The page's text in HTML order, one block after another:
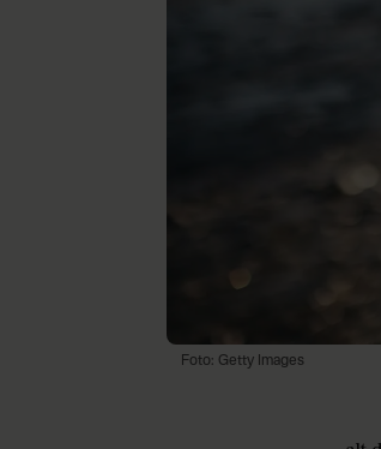
Foto: Getty Images